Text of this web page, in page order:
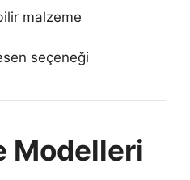
malzeme
seçeneği
Modelleri